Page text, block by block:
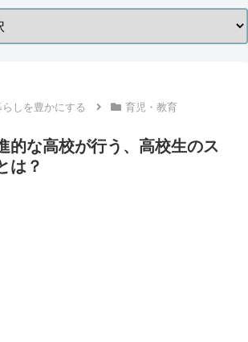
らしを豊かにする 育児・教育
的な高校が行う、高校生のス
は？